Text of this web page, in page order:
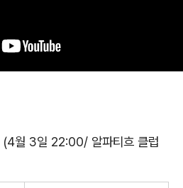
(4월 3일 22:00/ 알파티흐 클럽